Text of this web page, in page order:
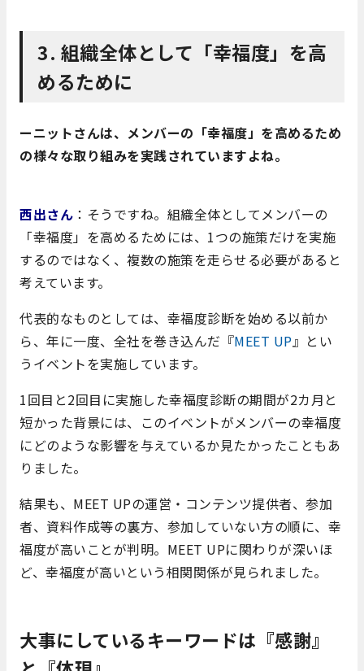
3. 組織全体として「幸福度」を高
めるために
ーニットさんは、メンバーの「幸福度」を高めるため
の様々な取り組みを実践されていますよね。
西出さん ：そうですね。組織全体としてメンバーの
「幸福度」を高めるためには、1つの施策だけを実施
するのではなく、複数の施策を走らせる必要があると
考えています。
代表的なものとしては、幸福度診断を始める以前か
ら、年に一度、全社を巻き込んだ『MEET UP』とい
うイベントを実施しています。
1回目と2回目に実施した幸福度診断の期間が2カ月と
短かった背景には、このイベントがメンバーの幸福度
にどのような影響を与えているか見たかったこともあ
りました。
結果も、MEET UPの運営・コンテンツ提供者、参加
者、資料作成等の裏方、参加していない方の順に、幸
福度が高いことが判明。MEET UPに関わりが深いほ
ど、幸福度が高いという相関関係が見られました。
大事にしているキーワードは『感謝』